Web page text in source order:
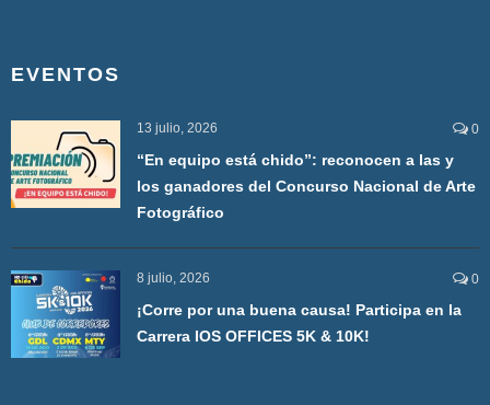
EVENTOS
13 julio, 2026 0
“En equipo está chido”: reconocen a las y
los ganadores del Concurso Nacional de Arte
Fotográfico
8 julio, 2026 0
¡Corre por una buena causa! Participa en la
Carrera IOS OFFICES 5K & 10K!